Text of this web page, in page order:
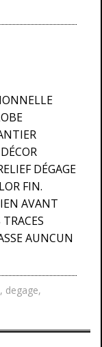
DÉGAGE
FIN.
AVANT
AUNCUN
, degage,